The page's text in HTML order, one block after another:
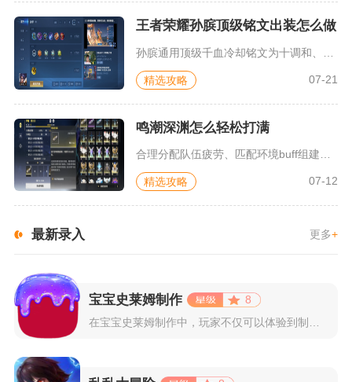
王者荣耀孙膑顶级铭文出装怎么做
精选攻略 07-21
鸣潮深渊怎么轻松打满
精选攻略 07-12
最新录入 更多+
宝宝史莱姆制作
8
在宝宝史莱姆制作中，玩家不仅可以体验到制作史莱姆的乐趣，还能...